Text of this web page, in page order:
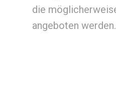
die
angeboten werden.